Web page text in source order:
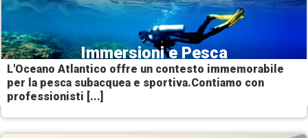
Immersioni e Pesca
L'Oceano Atlantico offre un contesto immemorabile
per la pesca subacquea e sportiva.Contiamo con
professionisti [...]